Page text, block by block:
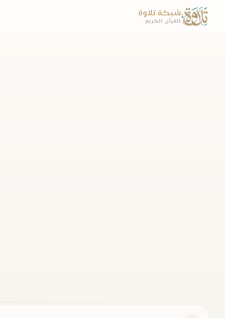
شبكة تلاوة
للقرآن الكريم